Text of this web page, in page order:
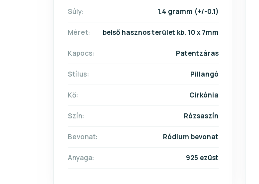
Súly: 1.4 gramm (+/-0.1)
Méret: belső hasznos terület kb. 10 x 7mm
Kapocs: Patentzáras
Stílus: Pillangó
Kő: Cirkónia
Szín: Rózsaszín
Bevonat: Ródium bevonat
Anyaga: 925 ezüst